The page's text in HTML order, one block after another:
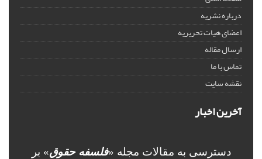
درباره نشریه
اعضای هیات تحریریه
ارسال مقاله
تماس با ما
نقشه سایت
آخرین اخبار
دسترسی به مقالات مجله «فلسفه حقوق» بر